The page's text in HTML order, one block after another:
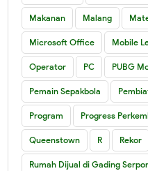
Makanan Malang
Microsoft Office Mobile
Operator PC PUBG
Pemain Sepakbola
Program Progress
Queenstown R Rekor
Rumah Dijual di Gading